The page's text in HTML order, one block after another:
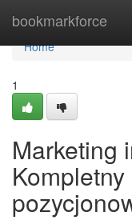
bookmarkforce
Home
Home
1
Marketing